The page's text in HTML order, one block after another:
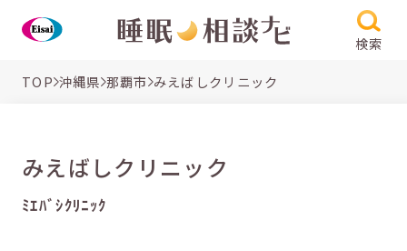
検索
TOP 沖縄県 那覇市 みえばしクリニック
みえばしクリニック
ﾐｴﾊﾞｼｸﾘﾆｯｸ